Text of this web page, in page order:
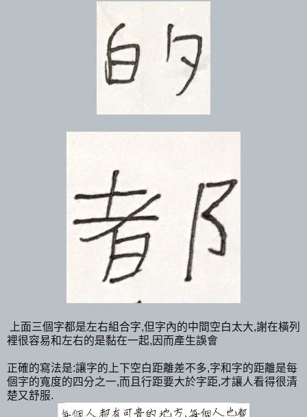
上面三個字都是左右組合字,但字內的中間空白太大,謝在橫列
裡很容易和左右的是黏在一起,因而產生誤會
正確的寫法是:讓字的上下空白距離差不多,字和字的距離是每
個字的寬度的四分之一,而且行距要大於字距,才讓人看得很清
楚又舒服.